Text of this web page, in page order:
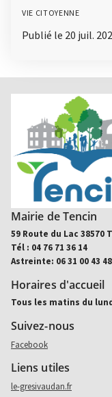
VIE CITOYENNE
Publié le 20 juil.
Mairie de Tencin
59 Route du Lac 38570
Tél : 04 76 71 36 14
Astreinte: 06 31 00 43 48
Horaires d'accueil
Tous les matins du
Suivez-nous
Aller sur facebook (nouvel
Facebook
Liens utiles
le-gresivaudan.fr